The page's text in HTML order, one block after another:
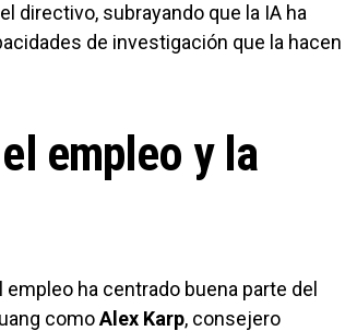
directivo, subrayando que la IA ha
de investigación que la hacen
empleo y la
empleo ha centrado buena parte del
comoAlex Karp, consejero